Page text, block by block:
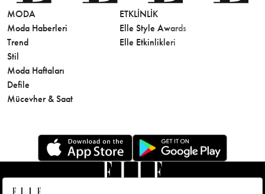
MODA
Moda Haberleri
Trend
Stil
Moda Haftaları
Defile
Mücevher & Saat
ETKLINLIK
Elle Style Awards
Elle Etkinlikleri